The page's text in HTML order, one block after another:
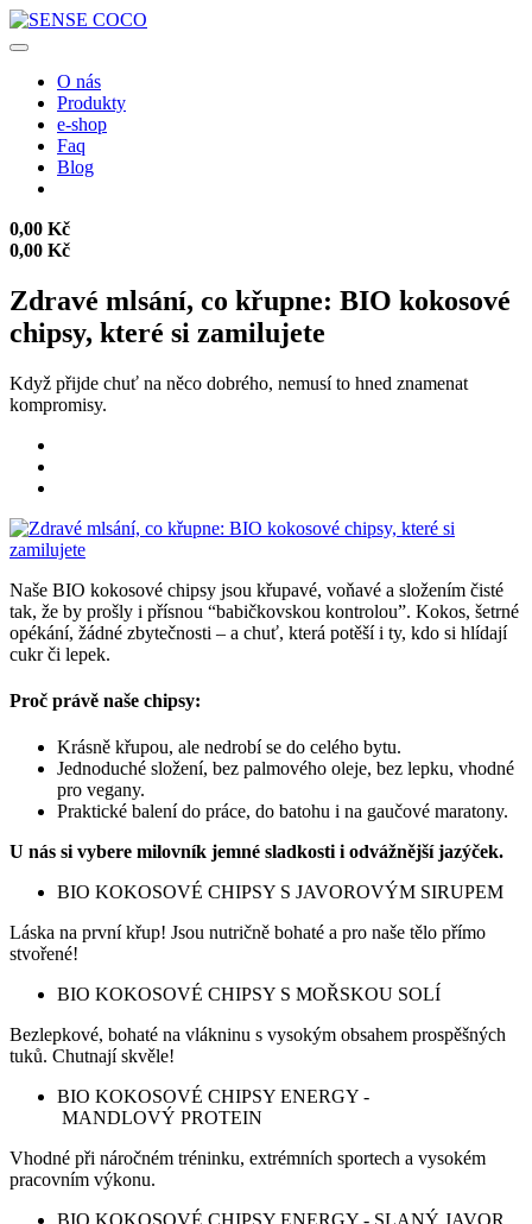
O nás
Produkty
e-shop
Faq
Blog
0,00 Kč
0,00 Kč
Zdravé mlsání, co křupne: BIO kokosové
chipsy, které si zamilujete
Když přijde chuť na něco dobrého, nemusí to hned znamenat
kompromisy.
Naše BIO kokosové chipsy jsou křupavé, voňavé a složením čisté
tak, že by prošly i přísnou “babičkovskou kontrolou”. Kokos, šetrné
opékání, žádné zbytečnosti – a chuť, která potěší i ty, kdo si hlídají
cukr či lepek.
Proč právě naše chipsy:
Krásně křupou, ale nedrobí se do celého bytu.
Jednoduché složení, bez palmového oleje, bez lepku, vhodné
pro vegany.
Praktické balení do práce, do batohu i na gaučové maratony.
U nás si vybere milovník jemné sladkosti i odvážnější jazýček.
BIO KOKOSOVÉ CHIPSY S JAVOROVÝM SIRUPEM
Láska na první křup! Jsou nutričně bohaté a pro naše tělo přímo
stvořené!
BIO KOKOSOVÉ CHIPSY S MOŘSKOU SOLÍ
Bezlepkové, bohaté na vlákninu s vysokým obsahem prospěšných
tuků. Chutnají skvěle!
BIO KOKOSOVÉ CHIPSY ENERGY -
MANDLOVÝ PROTEIN
Vhodné při náročném tréninku, extrémních sportech a vysokém
pracovním výkonu.